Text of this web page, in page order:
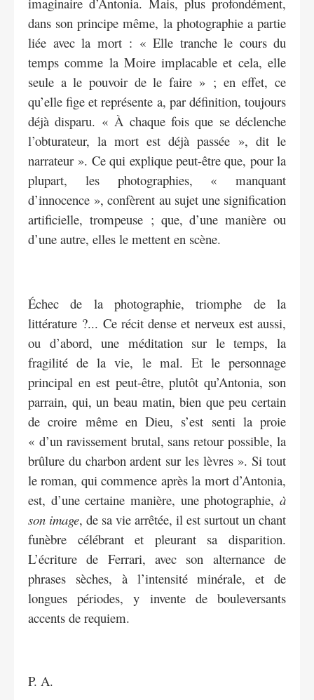
dans son principe même, la photographie a partie
liée avec la mort : « Elle tranche le cours du
temps comme la Moire implacable et cela, elle
seule a le pouvoir de le faire » ; en effet, ce
qu’elle fige et représente a, par définition, toujours
déjà disparu. « À chaque fois que se déclenche
l’obturateur, la mort est déjà passée », dit le
narrateur ». Ce qui explique peut-être que, pour la
plupart, les photographies, « manquant
d’innocence », confèrent au sujet une signification
artificielle, trompeuse ; que, d’une manière ou
d’une autre, elles le mettent en scène.
Échec de la photographie, triomphe de la
littérature ?... Ce récit dense et nerveux est aussi,
ou d’abord, une méditation sur le temps, la
fragilité de la vie, le mal. Et le personnage
principal en est peut-être, plutôt qu’Antonia, son
parrain, qui, un beau matin, bien que peu certain
de croire même en Dieu, s’est senti la proie
« d’un ravissement brutal, sans retour possible, la
brûlure du charbon ardent sur les lèvres ». Si tout
le roman, qui commence après la mort d’Antonia,
est, d’une certaine manière, une photographie, à
son image, de sa vie arrêtée, il est surtout un chant
funèbre célébrant et pleurant sa disparition.
L’écriture de Ferrari, avec son alternance de
phrases sèches, à l’intensité minérale, et de
longues périodes, y invente de bouleversants
accents de requiem.
P. A.